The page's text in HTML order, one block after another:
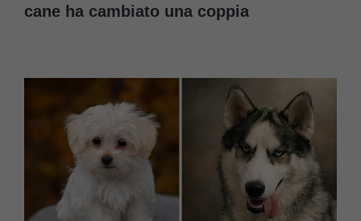
cane ha cambiato una coppia